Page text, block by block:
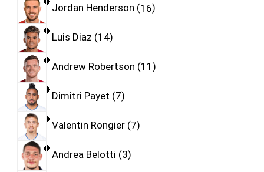
Jordan Henderson 16
Luis Diaz 14
Andrew Robertson 11
Dimitri Payet 7
Valentin Rongier 7
Andrea Belotti 3